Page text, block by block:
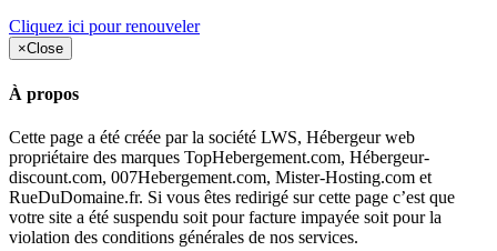
Cliquez ici pour renouveler
×Close
À propos
Cette page a été créée par la société LWS, Hébergeur web
propriétaire des marques TopHebergement.com, Hébergeur-
discount.com, 007Hebergement.com, Mister-Hosting.com et
RueDuDomaine.fr. Si vous êtes redirigé sur cette page c’est que
votre site a été suspendu soit pour facture impayée soit pour la
violation des conditions générales de nos services.